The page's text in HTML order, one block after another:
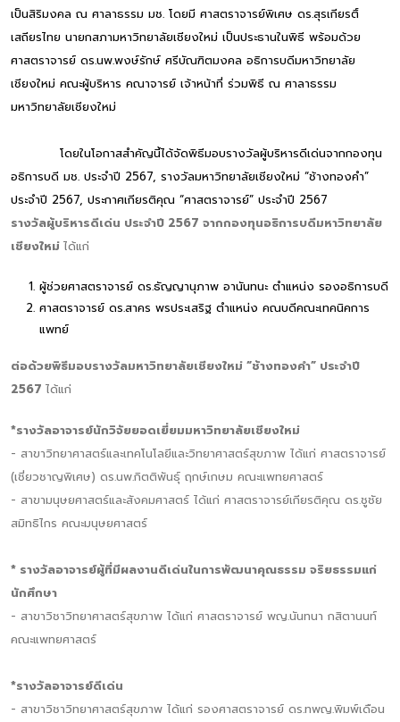
เป็นสิริมงคล ณ ศาลาธรรม มช. โดยมี ศาสตราจารย์พิเศษ ดร.สุรเกียรติ์
เสถียรไทย นายกสภามหาวิทยาลัยเชียงใหม่ เป็นประธานในพิธี พร้อมด้วย
ศาสตราจารย์ ดร.นพ.พงษ์รักษ์ ศรีบัณฑิตมงคล อธิการบดีมหาวิทยาลัย
เชียงใหม่ คณะผู้บริหาร คณาจารย์ เจ้าหน้าที่ ร่วมพิธี ณ ศาลาธรรม
มหาวิทยาลัยเชียงใหม่
โดยในโอกาสสำคัญนี้ได้จัดพิธีมอบรางวัลผู้บริหารดีเด่นจากกองทุน
อธิการบดี มช. ประจำปี 2567, รางวัลมหาวิทยาลัยเชียงใหม่ “ช้างทองคำ”
ประจำปี 2567, ประกาศเกียรติคุณ “ศาสตราจารย์” ประจำปี 2567
รางวัลผู้บริหารดีเด่น ประจำปี 2567 จากกองทุนอธิการบดีมหาวิทยาลัย
เชียงใหม่ ได้แก่
ผู้ช่วยศาสตราจารย์ ดร.ธัญญานุภาพ อานันทนะ ตำแหน่ง รองอธิการบดี
ศาสตราจารย์ ดร.สาคร พรประเสริฐ ตำแหน่ง คณบดีคณะเทคนิคการ
แพทย์
ต่อด้วยพิธีมอบรางวัลมหาวิทยาลัยเชียงใหม่ “ช้างทองคำ” ประจำปี
2567 ได้แก่
*รางวัลอาจารย์นักวิจัยยอดเยี่ยมมหาวิทยาลัยเชียงใหม่
- สาขาวิทยาศาสตร์และเทคโนโลยีและวิทยาศาสตร์สุขภาพ ได้แก่ ศาสตราจารย์
(เชี่ยวชาญพิเศษ) ดร.นพ.กิตติพันธุ์ ฤกษ์เกษม คณะแพทยศาสตร์
- สาขามนุษยศาสตร์และสังคมศาสตร์ ได้แก่ ศาสตราจารย์เกียรติคุณ ดร.ชูชัย
สมิทธิไกร คณะมนุษยศาสตร์
* รางวัลอาจารย์ผู้ที่มีผลงานดีเด่นในการพัฒนาคุณธรรม จริยธรรมแก่
นักศึกษา
- สาขาวิชาวิทยาศาสตร์สุขภาพ ได้แก่ ศาสตราจารย์ พญ.นันทนา กสิตานนท์
คณะแพทยศาสตร์
*รางวัลอาจารย์ดีเด่น
- สาขาวิชาวิทยาศาสตร์สุขภาพ ได้แก่ รองศาสตราจารย์ ดร.ทพญ.พิมพ์เดือน